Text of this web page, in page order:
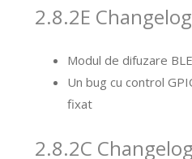
2.8.2E Changelog
Modul de difuzare
Un bug cu control
fixat
2.8.2C Changelog